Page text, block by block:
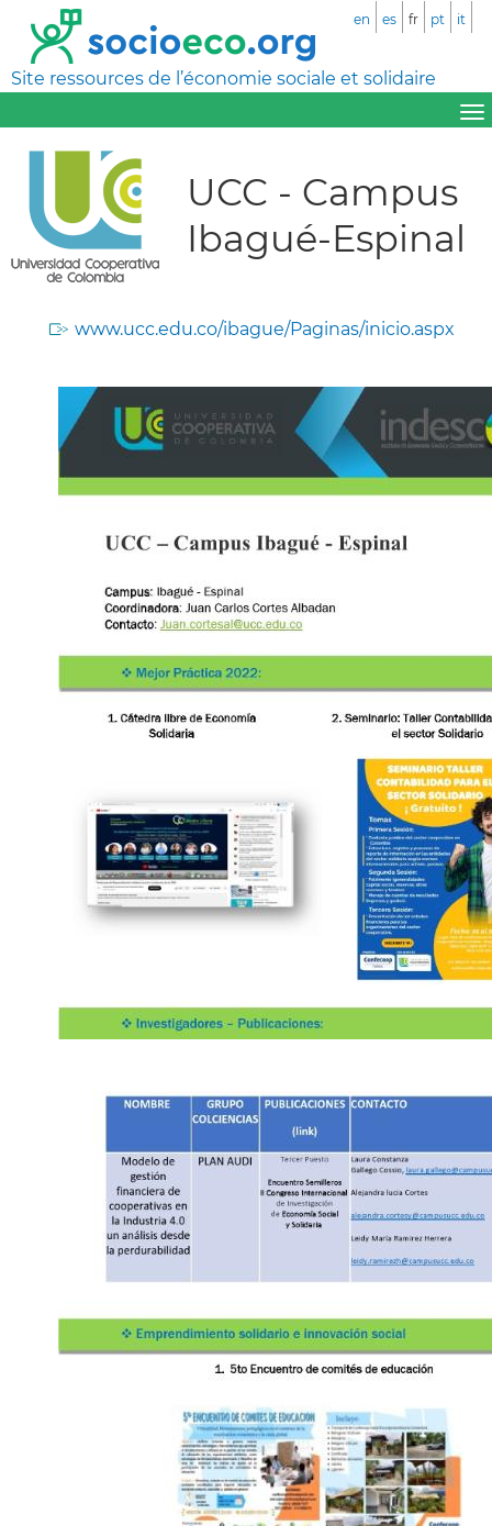
Site ressources de l’économie sociale et solidaire
en es fr pt it
UCC - Campus
Ibagué-Espinal
www.ucc.edu.co/ibague/Paginas/inicio.aspx